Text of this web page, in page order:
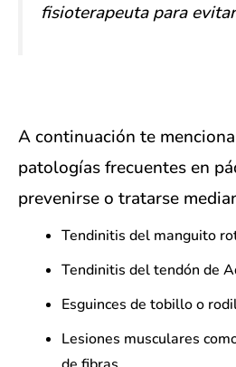
fisioterapeuta para
A continuación te
patologías frecuentes en
prevenirse o tratarse
Tendinitis del manguito
Tendinitis del tendón de
Esguinces de tobillo o
Lesiones musculares